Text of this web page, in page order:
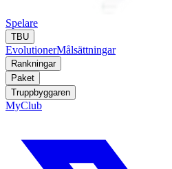
Spelare
TBU
EvolutionerMålsättningar
Rankningar
Paket
Truppbyggaren
MyClub